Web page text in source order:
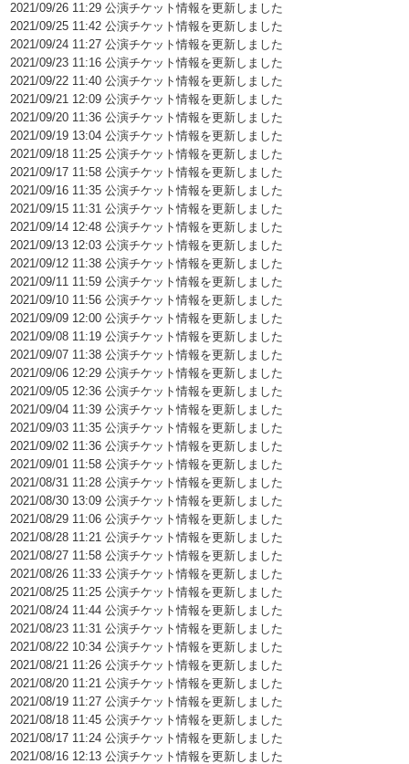
2021/09/26 11:29 公演チケット情報を更新しました
2021/09/25 11:42 公演チケット情報を更新しました
2021/09/24 11:27 公演チケット情報を更新しました
2021/09/23 11:16 公演チケット情報を更新しました
2021/09/22 11:40 公演チケット情報を更新しました
2021/09/21 12:09 公演チケット情報を更新しました
2021/09/20 11:36 公演チケット情報を更新しました
2021/09/19 13:04 公演チケット情報を更新しました
2021/09/18 11:25 公演チケット情報を更新しました
2021/09/17 11:58 公演チケット情報を更新しました
2021/09/16 11:35 公演チケット情報を更新しました
2021/09/15 11:31 公演チケット情報を更新しました
2021/09/14 12:48 公演チケット情報を更新しました
2021/09/13 12:03 公演チケット情報を更新しました
2021/09/12 11:38 公演チケット情報を更新しました
2021/09/11 11:59 公演チケット情報を更新しました
2021/09/10 11:56 公演チケット情報を更新しました
2021/09/09 12:00 公演チケット情報を更新しました
2021/09/08 11:19 公演チケット情報を更新しました
2021/09/07 11:38 公演チケット情報を更新しました
2021/09/06 12:29 公演チケット情報を更新しました
2021/09/05 12:36 公演チケット情報を更新しました
2021/09/04 11:39 公演チケット情報を更新しました
2021/09/03 11:35 公演チケット情報を更新しました
2021/09/02 11:36 公演チケット情報を更新しました
2021/09/01 11:58 公演チケット情報を更新しました
2021/08/31 11:28 公演チケット情報を更新しました
2021/08/30 13:09 公演チケット情報を更新しました
2021/08/29 11:06 公演チケット情報を更新しました
2021/08/28 11:21 公演チケット情報を更新しました
2021/08/27 11:58 公演チケット情報を更新しました
2021/08/26 11:33 公演チケット情報を更新しました
2021/08/25 11:25 公演チケット情報を更新しました
2021/08/24 11:44 公演チケット情報を更新しました
2021/08/23 11:31 公演チケット情報を更新しました
2021/08/22 10:34 公演チケット情報を更新しました
2021/08/21 11:26 公演チケット情報を更新しました
2021/08/20 11:21 公演チケット情報を更新しました
2021/08/19 11:27 公演チケット情報を更新しました
2021/08/18 11:45 公演チケット情報を更新しました
2021/08/17 11:24 公演チケット情報を更新しました
2021/08/16 12:13 公演チケット情報を更新しました